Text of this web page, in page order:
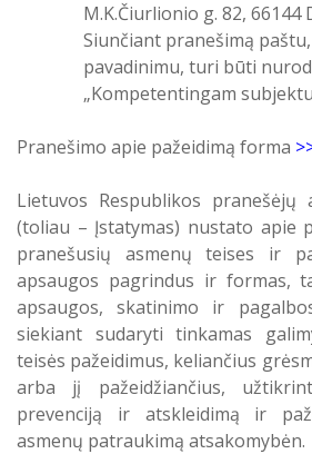
Profilaktinio
darbo laikas ir
PSPC
Atostogaujantys ir
darbuotojai
M.K.Čiurlionio g. 82, 66144
Siunčiant pranešimą
pavadinimu, turi būti
„Kompetentingam
Pranešimo apie pažeidimą forma
Lietuvos Respublikos pranešėjų
(toliau – Įstatymas) nustato apie
pranešusių asmenų teises ir
apsaugos pagrindus ir formas,
apsaugos, skatinimo ir
siekiant sudaryti tinkamas
teisės pažeidimus, keliančius
arba jį pažeidžiančius,
prevenciją ir atskleidimą ir
asmenų patraukimą atsakomybėn.